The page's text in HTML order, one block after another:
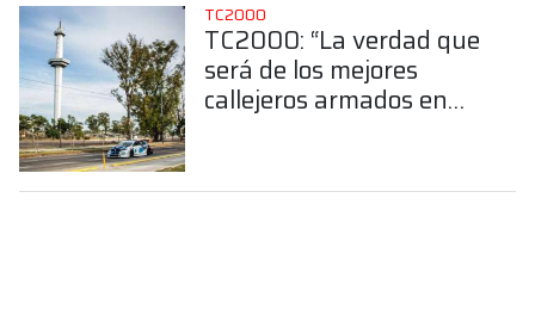
TC2000
TC2000: “La verdad que
será de los mejores
callejeros armados en